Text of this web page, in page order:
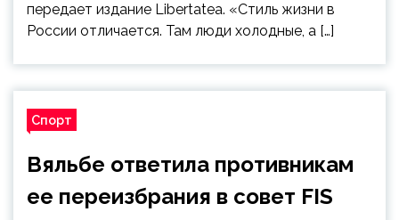
передает издание Libertatea. «Стиль жизни в
России отличается. Там люди холодные, а […]
Спорт
Вяльбе ответила противникам
ее переизбрания в совет FIS